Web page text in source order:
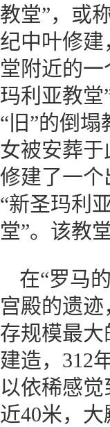
教堂”，或
纪中叶修
堂附近的
玛利亚教堂
“旧”的倒
女被安葬
修建了一个
“新圣玛利
堂”。该教
在“罗马
宫殿的遗
存规模最
建造，312
以依稀感
近40米，